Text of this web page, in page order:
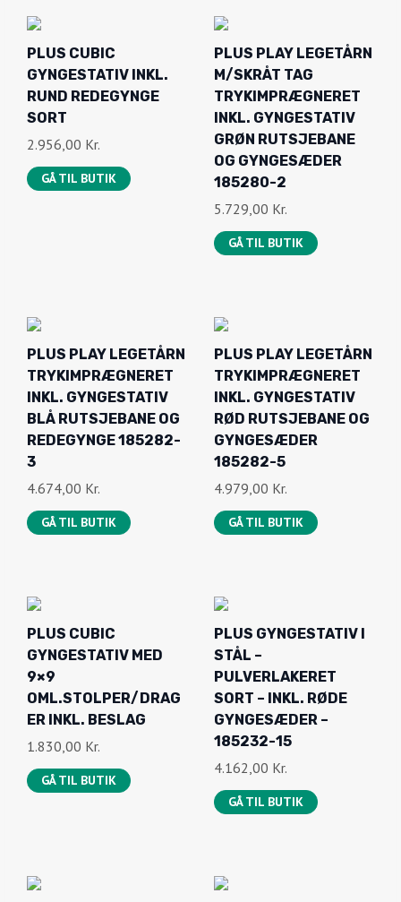
PLUS PLAY LEGETÅRN
TRYKIMPRÆGNERET
BLÅ RUTSJEBANE OG
PLUS PLAY LEGETÅRN
TRYKIMPRÆGNERET
INKL. GYNGESTATIV
RØD RUTSJEBANE OG
GYNGESÆDER
4.979,00Kr.
PLUS CUBIC
GYNGESTATIV MED
9×9
OML.STOLPER/DRAG
ER INKL. BESLAG
1.830,00Kr.
PLUS GYNGESTATIV I
STÅL –
PULVERLAKERET
SORT – INKL. RØDE
GYNGESÆDER –
4.162,00Kr.
PLUS GYNGESTATIV I
MULTISTOLPER
EKSKL. GYNGER,
NATUR 18521-1
2.340,00Kr.
GYNGESTATIV
M/PLATFORM,
U/GYNGE OG BESLAG
1.648,00Kr.
GÅ TIL BUTIK